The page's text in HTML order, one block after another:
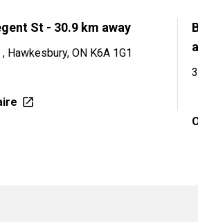
St - 30.9 km away
Hawkesbury, ON K6A 1G1